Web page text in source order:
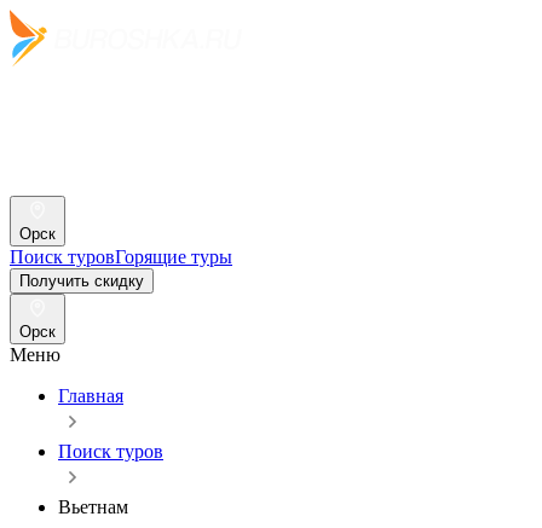
Орск
Поиск туровГорящие туры
Получить скидку
Орск
Меню
Главная
Поиск туров
Вьетнам